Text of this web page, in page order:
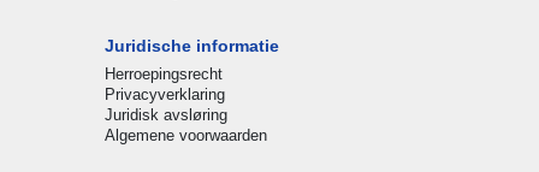
Juridische informatie
Herroepingsrecht
Privacyverklaring
Juridisk avsløring
Algemene voorwaarden